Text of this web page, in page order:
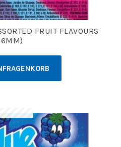
FRUIT FLAVOURS